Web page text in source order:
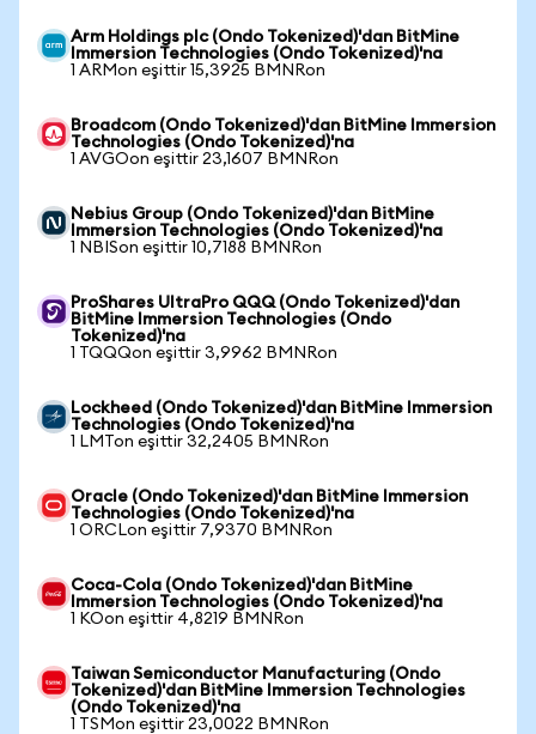
Arm Holdings plc (Ondo Tokenized)'dan BitMine
Immersion Technologies (Ondo Tokenized)'na
1 ARMon eşittir 15,3925 BMNRon
Broadcom (Ondo Tokenized)'dan BitMine Immersion
Technologies (Ondo Tokenized)'na
1 AVGOon eşittir 23,1607 BMNRon
Nebius Group (Ondo Tokenized)'dan BitMine
Immersion Technologies (Ondo Tokenized)'na
1 NBISon eşittir 10,7188 BMNRon
ProShares UltraPro QQQ (Ondo Tokenized)'dan
BitMine Immersion Technologies (Ondo
Tokenized)'na
1 TQQQon eşittir 3,9962 BMNRon
Lockheed (Ondo Tokenized)'dan BitMine Immersion
Technologies (Ondo Tokenized)'na
1 LMTon eşittir 32,2405 BMNRon
Oracle (Ondo Tokenized)'dan BitMine Immersion
Technologies (Ondo Tokenized)'na
1 ORCLon eşittir 7,9370 BMNRon
Coca-Cola (Ondo Tokenized)'dan BitMine
Immersion Technologies (Ondo Tokenized)'na
1 KOon eşittir 4,8219 BMNRon
Taiwan Semiconductor Manufacturing (Ondo
Tokenized)'dan BitMine Immersion Technologies
(Ondo Tokenized)'na
1 TSMon eşittir 23,0022 BMNRon